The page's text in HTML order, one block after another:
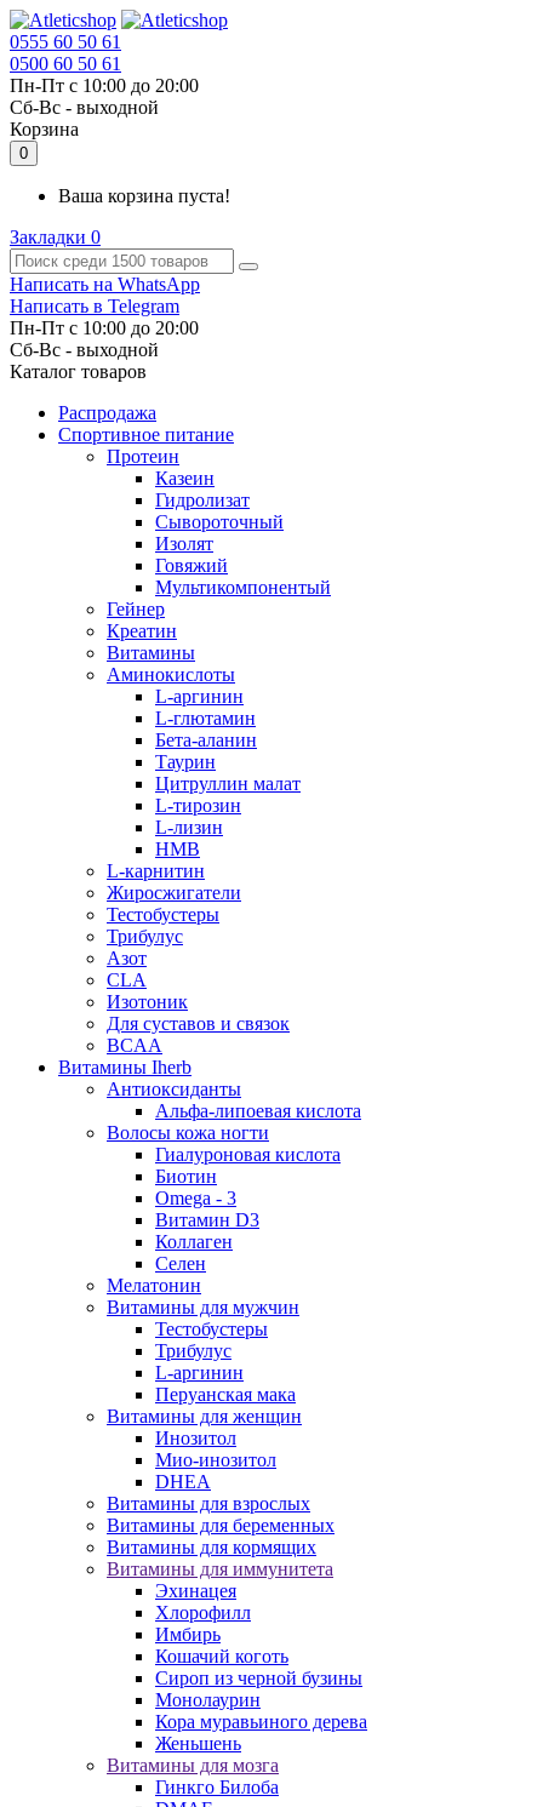
0555 60 50 61
0500 60 50 61
Пн-Пт с 10:00 до 20:00
Cб-Вс - выходной
Корзина
0
Ваша корзина пуста!
Закладки 0
Написать на WhatsApp
Написать в Telegram
Пн-Пт с 10:00 до 20:00
Cб-Вс - выходной
Каталог товаров
Распродажа
Спортивное питание
Протеин
Казеин
Гидролизат
Сывороточный
Изолят
Говяжий
Мультикомпонентый
Гейнер
Креатин
Витамины
Аминокислоты
L-аргинин
L-глютамин
Бета-аланин
Таурин
Цитруллин малат
L-тирозин
L-лизин
HMB
L-карнитин
Жиросжигатели
Тестобустеры
Трибулус
Азот
CLA
Изотоник
Для суставов и связок
BCAA
Витамины Iherb
Антиоксиданты
Альфа-липоевая кислота
Волосы кожа ногти
Гиалуроновая кислота
Биотин
Omega - 3
Витамин D3
Коллаген
Селен
Мелатонин
Витамины для мужчин
Тестобустеры
Трибулус
L-аргинин
Перуанская мака
Витамины для женщин
Инозитол
Мио-инозитол
DHEA
Витамины для взрослых
Витамины для беременных
Витамины для кормящих
Витамины для иммунитета
Эхинацея
Хлорофилл
Имбирь
Кошачий коготь
Сироп из черной бузины
Монолаурин
Кора муравьиного дерева
Женьшень
Витамины для мозга
Гинкго Билоба